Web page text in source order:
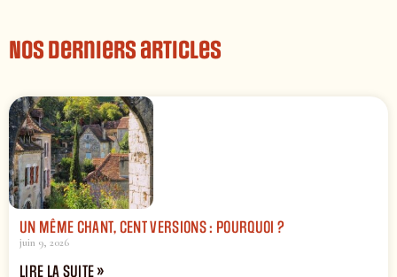
Nos derniers articles
UN MÊME CHANT, CENT VERSIONS : POURQUOI ?
juin 9, 2026
LIRE LA SUITE »